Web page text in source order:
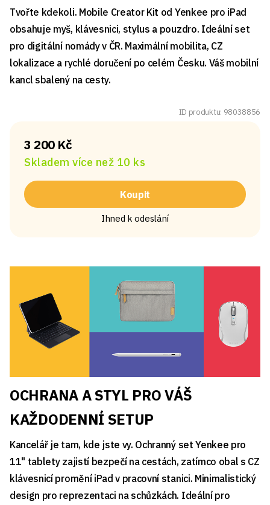
Tvořte kdekoli. Mobile Creator Kit od Yenkee pro iPad
obsahuje myš, klávesnici, stylus a pouzdro. Ideální set
pro digitální nomády v ČR. Maximální mobilita, CZ
lokalizace a rychlé doručení po celém Česku. Váš mobilní
kancl sbalený na cesty.
ID produktu: 98038856
3 200 Kč
Skladem více než 10 ks
Koupit
Ihned k odeslání
OCHRANA A STYL PRO VÁŠ
KAŽDODENNÍ SETUP
Kancelář je tam, kde jste vy. Ochranný set Yenkee pro
11" tablety zajistí bezpečí na cestách, zatímco obal s CZ
klávesnicí promění iPad v pracovní stanici. Minimalistický
design pro reprezentaci na schůzkách. Ideální pro